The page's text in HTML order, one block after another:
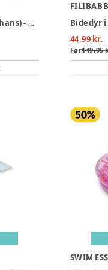
Tweety kostume (Piphans) - GUL
44,99 kr.
Før149,95
SWIM